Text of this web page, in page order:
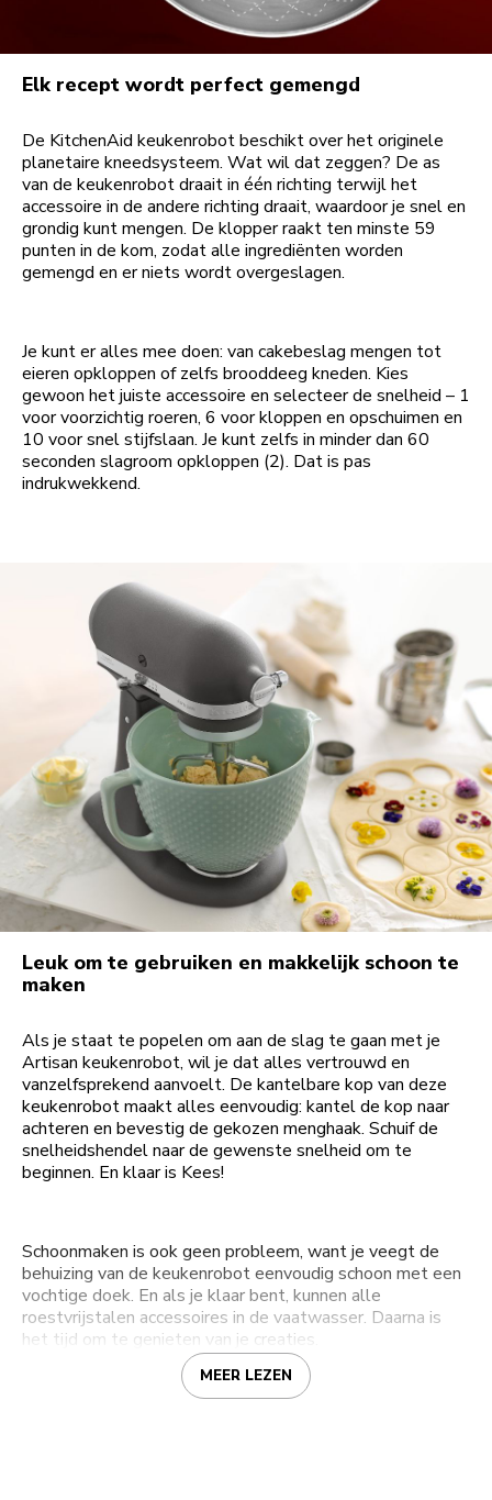
Elk recept wordt perfect gemengd
De KitchenAid keukenrobot beschikt over het originele
planetaire kneedsysteem. Wat wil dat zeggen? De as
van de keukenrobot draait in één richting terwijl het
accessoire in de andere richting draait, waardoor je snel en
grondig kunt mengen. De klopper raakt ten minste 59
punten in de kom, zodat alle ingrediënten worden
gemengd en er niets wordt overgeslagen.
Je kunt er alles mee doen: van cakebeslag mengen tot
eieren opkloppen of zelfs brooddeeg kneden. Kies
gewoon het juiste accessoire en selecteer de snelheid – 1
voor voorzichtig roeren, 6 voor kloppen en opschuimen en
10 voor snel stijfslaan. Je kunt zelfs in minder dan 60
seconden slagroom opkloppen (2). Dat is pas
indrukwekkend.
Leuk om te gebruiken en makkelijk schoon te
maken
Als je staat te popelen om aan de slag te gaan met je
Artisan keukenrobot, wil je dat alles vertrouwd en
vanzelfsprekend aanvoelt. De kantelbare kop van deze
keukenrobot maakt alles eenvoudig: kantel de kop naar
achteren en bevestig de gekozen menghaak. Schuif de
snelheidshendel naar de gewenste snelheid om te
beginnen. En klaar is Kees!
Schoonmaken is ook geen probleem, want je veegt de
behuizing van de keukenrobot eenvoudig schoon met een
vochtige doek. En als je klaar bent, kunnen alle
roestvrijstalen accessoires in de vaatwasser. Daarna is
het tijd om te genieten van je creaties.
MEER LEZEN